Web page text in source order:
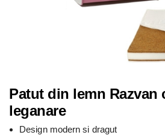
Patut din lemn Razvan
leganare
Design modern si dragut